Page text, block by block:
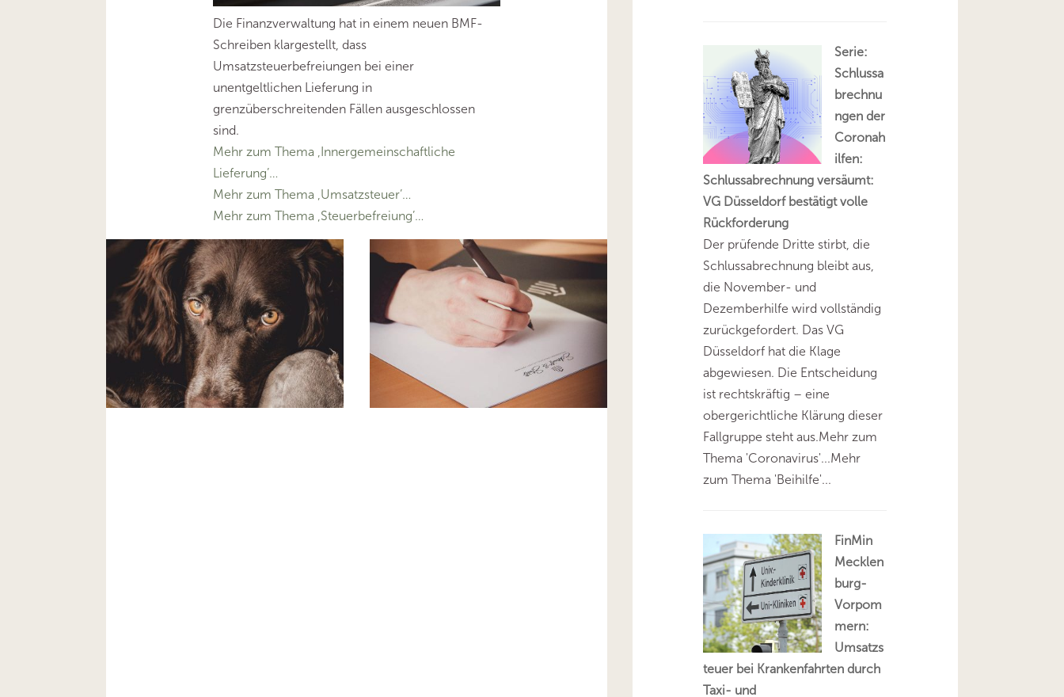
Die Finanzverwaltung hat in einem neuen BMF-
Schreiben klargestellt, dass
Umsatzsteuerbefreiungen bei einer
unentgeltlichen Lieferung in
grenzüberschreitenden Fällen ausgeschlossen
sind.
Mehr zum Thema ‚Innergemeinschaftliche
Lieferung’…
Mehr zum Thema ‚Umsatzsteuer’…
Mehr zum Thema ‚Steuerbefreiung’…
Serie:
Schlussa
brechnu
ngen der
Coronah
ilfen:
Schlussabrechnung versäumt:
VG Düsseldorf bestätigt volle
Rückforderung
Der prüfende Dritte stirbt, die
Schlussabrechnung bleibt aus,
die November- und
Dezemberhilfe wird vollständig
zurückgefordert. Das VG
Düsseldorf hat die Klage
abgewiesen. Die Entscheidung
ist rechtskräftig – eine
obergerichtliche Klärung dieser
Fallgruppe steht aus.Mehr zum
Thema 'Coronavirus'...Mehr
zum Thema 'Beihilfe'...
FinMin
Mecklen
burg-
Vorpom
mern:
Umsatzs
teuer bei Krankenfahrten durch
Taxi- und